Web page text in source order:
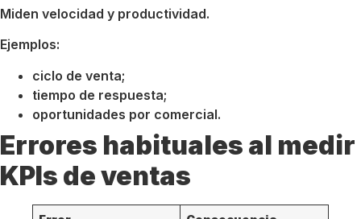
Miden velocidad y productividad.
Ejemplos:
ciclo de venta;
tiempo de respuesta;
oportunidades por comercial.
Errores habituales al medir
KPIs de ventas